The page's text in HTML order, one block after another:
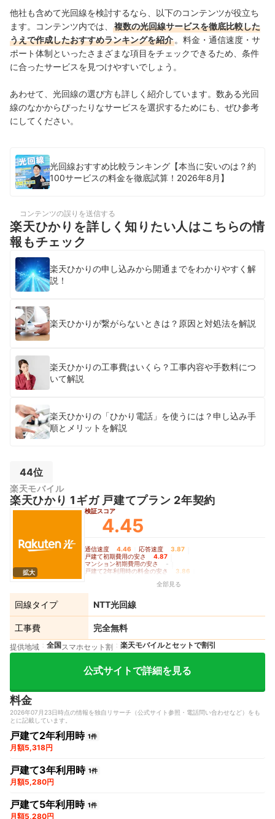
他社も含めて光回線を検討するなら、以下のコンテンツが役立ち
ます。コンテンツ内では、
複数の光回線サービスを徹底比較した
うえで作成したおすすめランキングを紹介 。料金・通信速度・サ
ポート体制といったさまざまな項目をチェックできるため、条件
に合ったサービスを見つけやすいでしょう。
あわせて、光回線の選び方も詳しく紹介しています。数ある光回
線のなかからぴったりなサービスを選択するためにも、ぜひ参考
にしてください。
光回線おすすめ比較ランキング【本当に安いのは？約
100サービスの料金を徹底試算！2026年8月】
コンテンツの誤りを送信する
楽天ひかりを詳しく知りたい人はこちらの情
報もチェック
楽天ひかりの申し込みから開通までをわかりやすく解
説！
楽天ひかりが繋がらないときは？原因と対処法を解説
楽天ひかりの工事費はいくら？工事内容や手数料につ
いて解説
楽天ひかりの「ひかり電話」を使うには？申し込み手
順とメリットを解説
44位
楽天モバイル
楽天ひかり 1ギガ 戸建てプラン 2年契約
拡大
検証スコア
4.45
通信速度 4.46 応答速度 3.87
戸建て初期費用の安さ 4.87
マンション初期費用の安さ -
戸建て2年利用時の料金の安さ 3.86
戸建て5年利用時の料金の安さ 3.96
マンション2年利用時の料金の安さ
マンション3年利用時の料金の安さ
マンション5年利用時の料金の安さ
Wi-Fiルーターレンタルの充実度 3.85
全部見る
回線タイプ NTT光回線
工事費 完全無料
提供地域 全国 スマホセット割 楽天モバイルとセットで割引
公式サイトで詳細を見る
料金
2026年07月23日時点の情報を独自リサーチ（公式サイト参照・電話問い合わせなど）をも
とに記載しています。
戸建て2年利用時 1件
月額5,318円
戸建て3年利用時 1件
月額5,280円
戸建て5年利用時 1件
月額5,280円